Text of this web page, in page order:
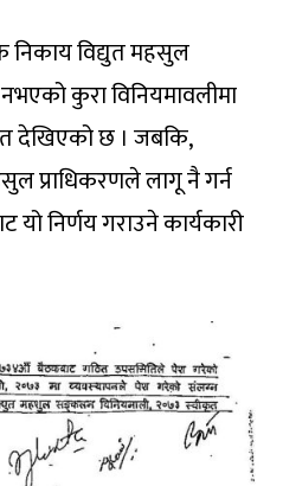
निकाय विद्युत महसुल
कुरा विनियमावलीमा
देखिएको छ । जबकि,
प्राधिकरणले लागू नै गर्न
यो निर्णय गराउने कार्यकारी